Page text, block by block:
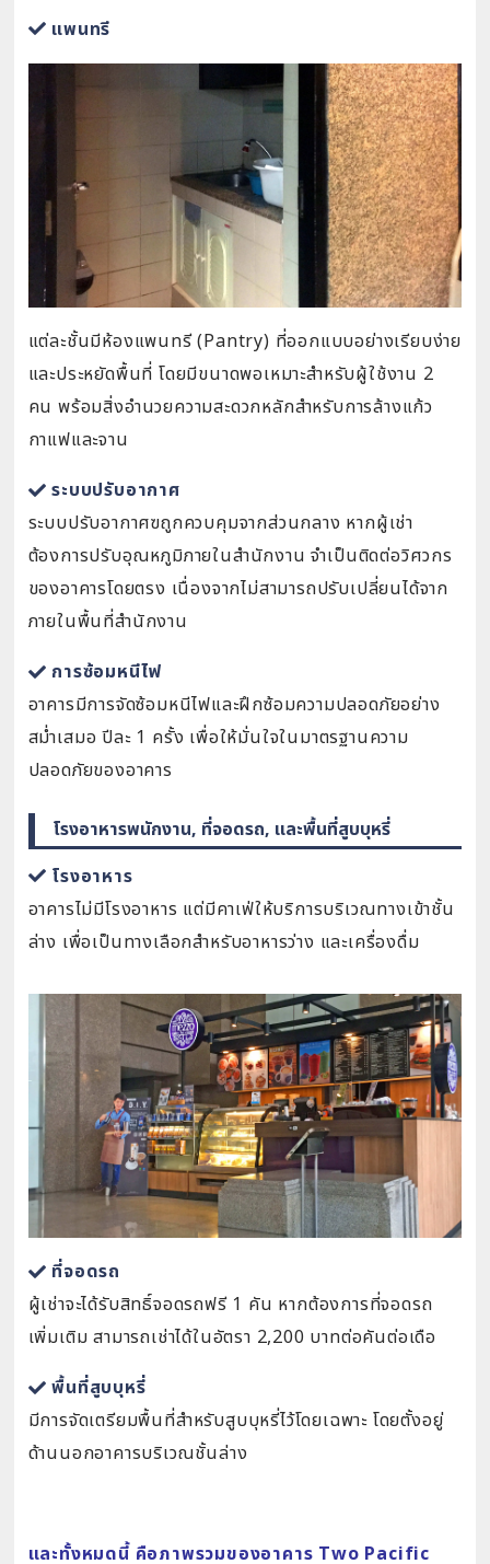
แพนทรี
แต่ละชั้นมีห้องแพนทรี (Pantry) ที่ออกแบบอย่างเรียบง่าย
และประหยัดพื้นที่ โดยมีขนาดพอเหมาะสำหรับผู้ใช้งาน 2
คน พร้อมสิ่งอำนวยความสะดวกหลักสำหรับการล้างแก้ว
กาแฟและจาน
ระบบปรับอากาศ
ระบบปรับอากาศฃถูกควบคุมจากส่วนกลาง หากผู้เช่า
ต้องการปรับอุณหภูมิภายในสำนักงาน จำเป็นติดต่อวิศวกร
ของอาคารโดยตรง เนื่องจากไม่สามารถปรับเปลี่ยนได้จาก
ภายในพื้นที่สำนักงาน
การซ้อมหนีไฟ
อาคารมีการจัดซ้อมหนีไฟและฝึกซ้อมความปลอดภัยอย่าง
สม่ำเสมอ ปีละ 1 ครั้ง เพื่อให้มั่นใจในมาตรฐานความ
ปลอดภัยของอาคาร
โรงอาหารพนักงาน, ที่จอดรถ, และพื้นที่สูบบุหรี่
โรงอาหาร
อาคารไม่มีโรงอาหาร แต่มีคาเฟ่ให้บริการบริเวณทางเข้าชั้น
ล่าง เพื่อเป็นทางเลือกสำหรับอาหารว่าง และเครื่องดื่ม
ที่จอดรถ
ผู้เช่าจะได้รับสิทธิ์จอดรถฟรี 1 คัน หากต้องการที่จอดรถ
เพิ่มเติม สามารถเช่าได้ในอัตรา 2,200 บาทต่อคันต่อเดือ
พื้นที่สูบบุหรี่
มีการจัดเตรียมพื้นที่สำหรับสูบบุหรี่ไว้โดยเฉพาะ โดยตั้งอยู่
ด้านนอกอาคารบริเวณชั้นล่าง
และทั้งหมดนี้ คือภาพรวมของอาคาร Two Pacific